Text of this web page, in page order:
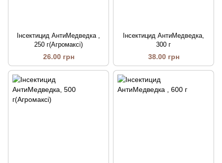
Інсектицид АнтиМедведка ,
250 г(Агромаксі)
26.00 грн
Інсектицид АнтиМедведка,
300 г
38.00 грн